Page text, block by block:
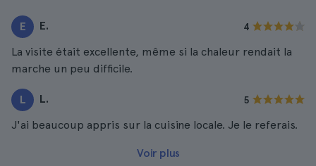
E E. 4
La visite était excellente, même si la chaleur rendait la
marche un peu difficile.
L L. 5
J'ai beaucoup appris sur la cuisine locale. Je le referais.
Voir plus